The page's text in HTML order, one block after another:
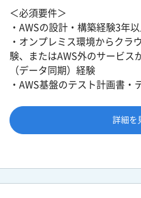
＜必須要件＞
・AWSの設計・構築経験3年以
・オンプレミス環境からクラ
験、またはAWS外のサービス
（データ同期）経験
・AWS基盤のテスト計画書・
詳細を